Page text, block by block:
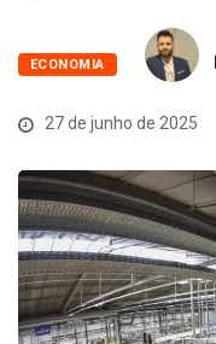
ECONOMIA
27 de junho de 2025